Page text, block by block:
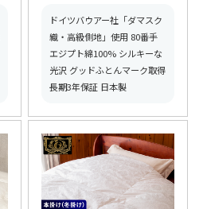
【グッドふとんマーク取
得】
ドイツバウアー社「ダマスク
織・高級側地」使用 80番手
エジプト綿100% シルキーな
光沢 グッドふとんマーク取得
長期3年保証 日本製